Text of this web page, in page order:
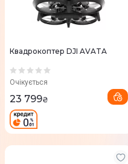
Квадрокоптер DJI AVATA
Очікується
23 799₴